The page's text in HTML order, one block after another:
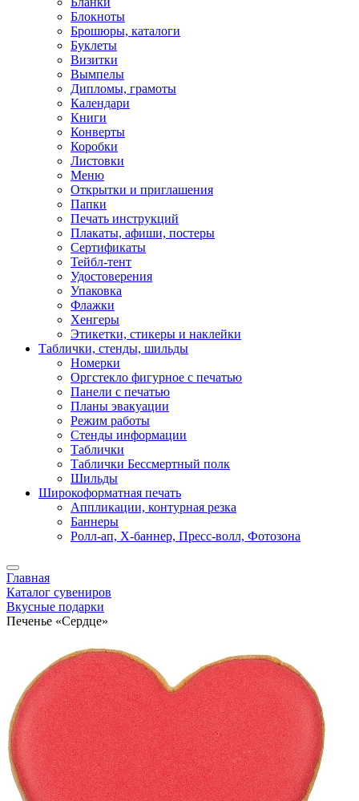
Блокноты
Брошюры, каталоги
Буклеты
Визитки
Вымпелы
Дипломы, грамоты
Календари
Книги
Конверты
Коробки
Листовки
Меню
Открытки и приглашения
Папки
Печать инструкций
Плакаты, афиши, постеры
Сертификаты
Тейбл-тент
Удостоверения
Упаковка
Флажки
Хенгеры
Этикетки, стикеры и наклейки
Таблички, стенды, шильды
Номерки
Оргстекло фигурное с печатью
Панели с печатью
Планы эвакуации
Режим работы
Стенды информации
Таблички
Таблички Бессмертный полк
Шильды
Широкоформатная печать
Аппликации, контурная резка
Баннеры
Ролл-ап, X-баннер, Пресс-волл, Фотозона
Главная
Каталог сувениров
Вкусные подарки
Печенье «Сердце»